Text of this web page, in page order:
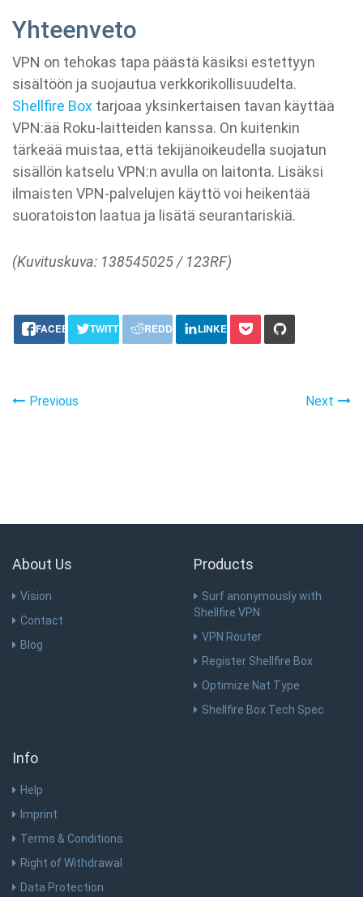
Yhteenveto
VPN on tehokas tapa päästä käsiksi estettyyn
sisältöön ja suojautua verkkorikollisuudelta.
Shellfire Box tarjoaa yksinkertaisen tavan käyttää
VPN:ää Roku-laitteiden kanssa. On kuitenkin
tärkeää muistaa, että tekijänoikeudella suojatun
sisällön katselu VPN:n avulla on laitonta. Lisäksi
ilmaisten VPN-palvelujen käyttö voi heikentää
suoratoiston laatua ja lisätä seurantariskiä.
(Kuvituskuva: 138545025 / 123RF)
FACEBOOKTWITTER REDDIT LINKEDIN
Previous Next
About Us
Vision
Contact
Blog
Products
Surf anonymously with
Shellfire VPN
VPN Router
Register Shellfire Box
Optimize Nat Type
Shellfire Box Tech Spec
Info
Help
Imprint
Terms & Conditions
Right of Withdrawal
Data Protection